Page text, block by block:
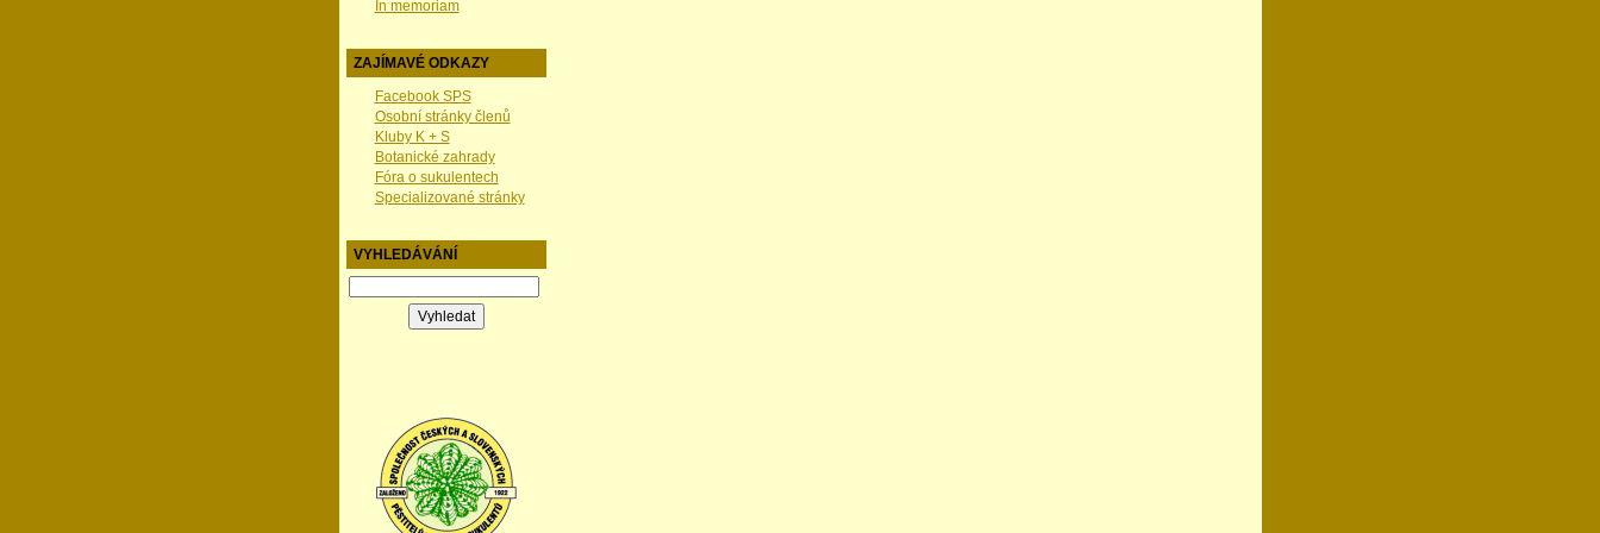
In memoriam
ZAJÍMAVÉ ODKAZY
Facebook SPS
Osobní stránky členů
Kluby K + S
Botanické zahrady
Fóra o sukulentech
Specializované stránky
VYHLEDÁVÁNÍ